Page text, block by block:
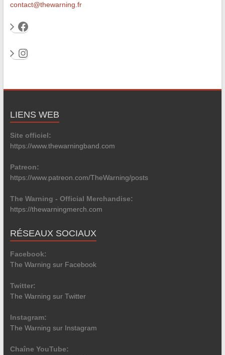
contact@thewarning.fr
Facebook
Instagram
LIENS WEB
Site officiel:
https://www.thewarningband.com
Patreon:
https://www.patreon.com/TheWarning/posts
The Warning - Official Merchandise:
https://thewarningmerch.com
RÉSEAUX SOCIAUX
Facebook:
The Warning sur Facebook
Twitter:
The Warning sur Twitter
Instagram:
The Warning sur Instagram
Chaîne YouTube: